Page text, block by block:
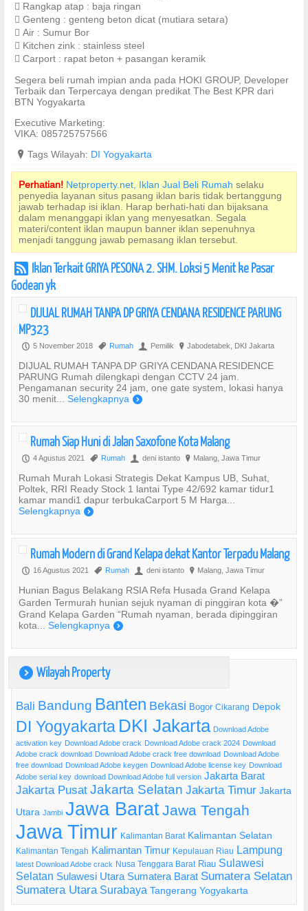
 Rangkap atap : baja ringan
 Genteng : genteng beton dicat (mutiara setara)
 Air : Sumur Bor
 Kitchen zink : stainless steel
 Carport : rapat beton + pasangan keramik
Segera beli rumah impian anda pada HOKI GROUP, Developer
Terbaik dan Terpercaya dengan predikat The Best KPR dari
BTN Yogyakarta
Executive Marketing:
VIKA: 085725757566
? Tags Wilayah: DI Yogyakarta
Perhatian! Netproperty.net, Iklan Jual Beli Rumah selaku
penyedia layanan situs pasang iklan baris tidak bertanggung
jawab terhadap isi iklan. Harap berhati-hati dan bijaksana
dalam menanggapi iklan yang menyesatkan. Segala
materi/content iklan maupun banner iklan sepenuhnya
menjadi tanggung jawab pemasang iklan tersebut.
r Iklan Terkait GRIYA PESONA 2. SHM. Loksi 5 Menit ke Pasar
Godean yk
DIJUAL RUMAH TANPA DP GRIYA CENDANA RESIDENCE PARUNG
MP323
P 5 November 2018 , Rumah U Pemilik ? Jabodetabek, DKI Jakarta
DIJUAL RUMAH TANPA DP GRIYA CENDANA RESIDENCE
PARUNG Rumah dilengkapi dengan CCTV 24 jam.
Pengamanan security 24 jam, one gate system, lokasi hanya
30 menit... Selengkapnya )
Rumah Siap Huni di Jalan Saxofone Kota Malang
P 4 Agustus 2021 , Rumah U deni istanto ? Malang, Jawa Timur
Rumah Murah Lokasi Strategis Dekat Kampus UB, Suhat,
Poltek, RRI Ready Stock 1 lantai Type 42/692 kamar tidur1
kamar mandi1 dapur terbukaCarport 5 M Harga...
Selengkapnya )
Rumah Modern di Grand Kelapa dekat Kantor Terpadu Malang
P 16 Agustus 2021 , Rumah U deni istanto ? Malang, Jawa Timur
Hunian Bagus Belakang RSIA Refa Husada Grand Kelapa
Garden Termurah hunian sejuk nyaman di pinggiran kota �”
Grand Kelapa Garden “Rumah nyaman, berada dipinggiran
kota... Selengkapnya )
) Wilayah Property
Bali Bandung Banten Bekasi Bogor Cikarang Depok
DI Yogyakarta DKI Jakarta Download Adobe
activation key Download Adobe crack Download Adobe crack 2024 Download
Adobe crack download Download Adobe crack free download Download Adobe
free download Download Adobe keygen Download Adobe license key Download
Adobe serial key download Download Adobe full version Jakarta Barat
Jakarta Pusat Jakarta Selatan Jakarta Timur Jakarta
Utara Jambi Jawa BaratJawa Tengah
Jawa Timur Kalimantan Barat Kalimantan Selatan
Kalimantan Tengah Kalimantan Timur Kepulauan Riau Lampung
latest Download Adobe crack Nusa Tenggara Barat Riau Sulawesi
Selatan Sulawesi Utara Sumatera Barat Sumatera Selatan
Sumatera Utara Surabaya Tangerang Yogyakarta